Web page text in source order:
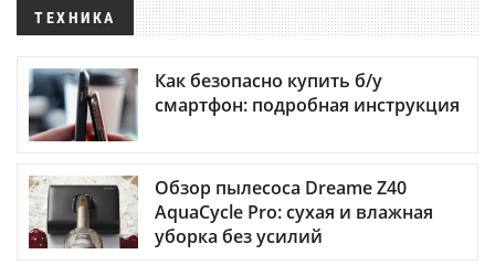
ТЕХНИКА
Как безопасно купить б/у
смартфон: подробная инструкция
Обзор пылесоса Dreame Z40
AquaCycle Pro: сухая и влажная
уборка без усилий